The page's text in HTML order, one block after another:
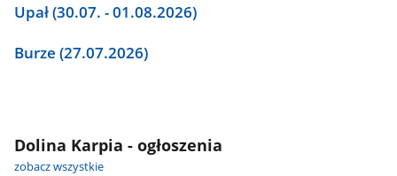
Upał (30.07. - 01.08.2026)
Burze (27.07.2026)
Dolina Karpia - ogłoszenia
zobacz wszystkie